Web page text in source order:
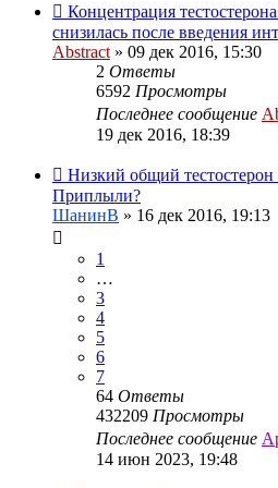
Концентрация
снизилась после введения
Abstract » 09 дек 2016, 15:30
2 Ответы
6592 Просмотры
Последнее сообщение
19 дек 2016, 18:39
Низкий общий
Приплыли?
ШанинВ » 16 дек 2016, 19:13
1
…
3
4
5
6
7
64 Ответы
432209 Просмотры
Последнее сообщение
14 июн 2023, 19:48